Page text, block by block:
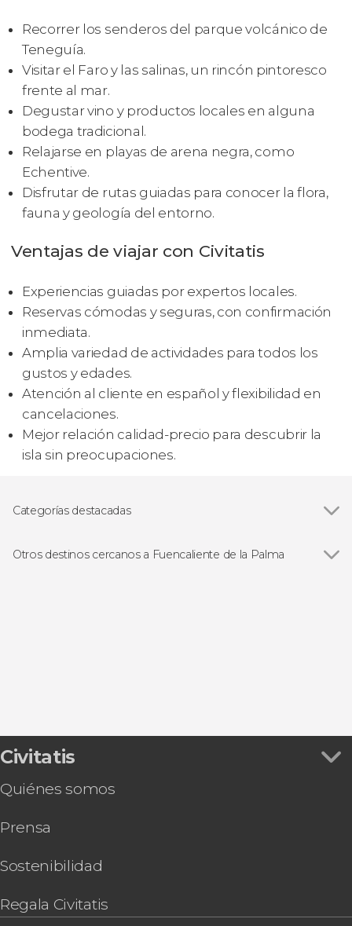
Recorrer los senderos del parque volcánico de
Teneguía.
Visitar el Faro y las salinas, un rincón pintoresco
frente al mar.
Degustar vino y productos locales en alguna
bodega tradicional.
Relajarse en playas de arena negra, como
Echentive.
Disfrutar de rutas guiadas para conocer la flora,
fauna y geología del entorno.
Ventajas de viajar con Civitatis
Experiencias guiadas por expertos locales.
Reservas cómodas y seguras, con confirmación
inmediata.
Amplia variedad de actividades para todos los
gustos y edades.
Atención al cliente en español y flexibilidad en
cancelaciones.
Mejor relación calidad-precio para descubrir la
isla sin preocupaciones.
Categorías destacadas
Otros destinos cercanos a Fuencaliente de la Palma
Civitatis
Quiénes somos
Prensa
Sostenibilidad
Regala Civitatis